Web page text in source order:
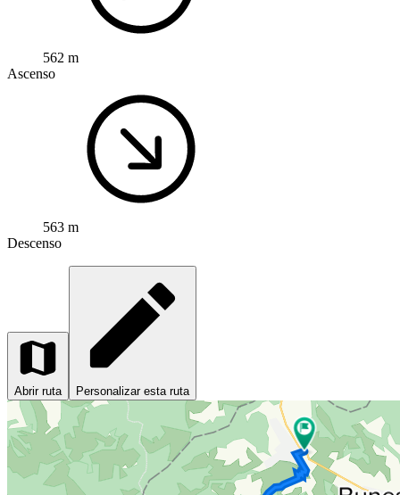
562 m
Ascenso
563 m
Descenso
Abrir ruta Personalizar esta ruta